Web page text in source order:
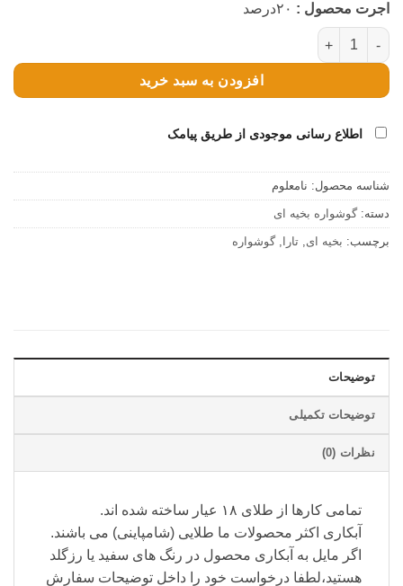
اجرت محصول : ۲۰درصد
گوشواره بخیه ای تارا (کد 3221) عدد
افزودن به سبد خرید
اطلاع رسانی موجودی از طریق پیامک
شناسه محصول: نامعلوم
دسته:گوشواره بخیه ای
برچسب: بخیه ای تارا ,گوشواره
توضیحات
توضیحات تکمیلی
نظرات (0)
تمامی کارها از طلای ۱۸ عیار ساخته شده اند.
آبکاری اکثر محصولات ما طلایی (شامپاینی) می باشند.
اگر مایل به آبکاری محصول در رنگ های سفید یا رزگلد
هستید،لطفا درخواست خود را داخل توضیحات سفارش